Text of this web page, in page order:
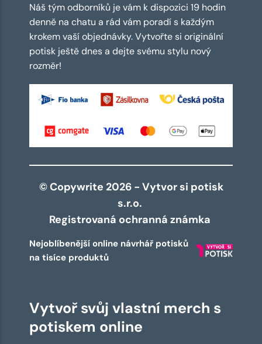
Náš tým odborníků je vám k dispozici 19 hodin
denně na chatu a rád vám poradí s každým
krokem vaší objednávky. Vytvořte si originální
potisk ještě dnes a dejte svému stylu nový
rozměr!
© Copywrite 2026 - Vytvor si potisk
s.r.o.
Registrovaná ochranná známka
Nejoblíbenější online návrhář potisků
na tisíce produktů
Vytvoř svůj vlastní merch s
potiskem online